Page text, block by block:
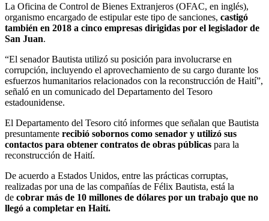
La Oficina de Control de Bienes Extranjeros (OFAC, en inglés),
organismo encargado de estipular este tipo de sanciones, castigó
también en 2018 a cinco empresas dirigidas por el legislador de
San Juan.
“El senador Bautista utilizó su posición para involucrarse en
corrupción, incluyendo el aprovechamiento de su cargo durante los
esfuerzos humanitarios relacionados con la reconstrucción de Haití”,
señaló en un comunicado del Departamento del Tesoro
estadounidense.
El Departamento del Tesoro citó informes que señalan que Bautista
presuntamente recibió sobornos como senador y utilizó sus
contactos para obtener contratos de obras públicas para la
reconstrucción de Haití.
De acuerdo a Estados Unidos, entre las prácticas corruptas,
realizadas por una de las compañías de Félix Bautista, está la
de cobrar más de 10 millones de dólares por un trabajo que no
llegó a completar en Haití.